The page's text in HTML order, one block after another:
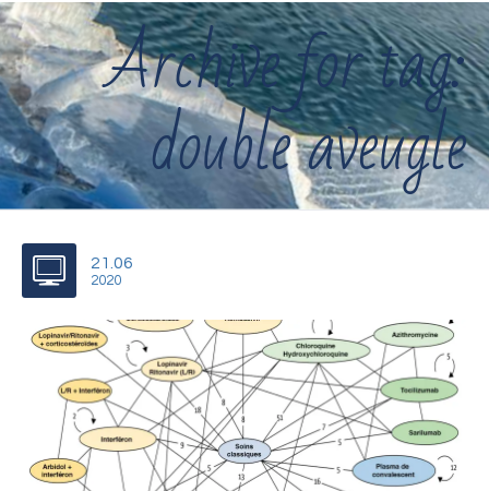
Archive for tag:
double aveugle
21.06
2020